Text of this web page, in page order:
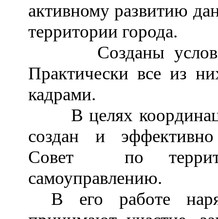
активному развитию
территории города.
Созданы
Практически все из
кадрами.
В целях
создан и
Совет по
самоуправлению.
В его работе